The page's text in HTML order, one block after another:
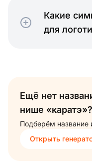
Какие
для
Ещё нет
нише «каратэ»?
Подберём название
Открыть